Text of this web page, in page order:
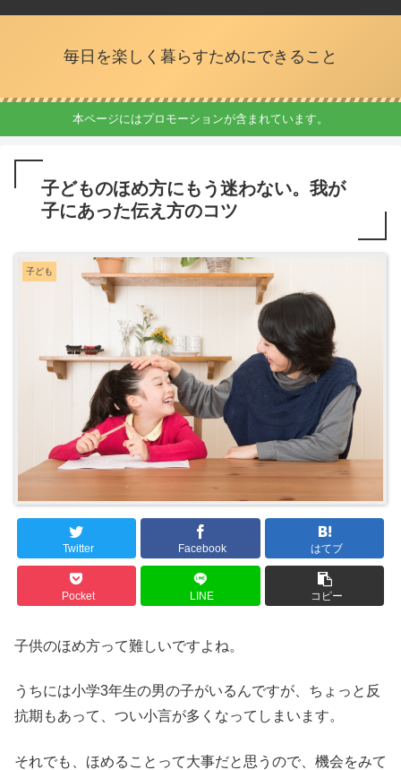
毎日を楽しく暮らすためにできること
本ページにはプロモーションが含まれています。
子どものほめ方にもう迷わない。我が
子にあった伝え方のコツ
子ども
Twitter Facebook はてブ
Pocket LINE コピー
子供のほめ方って難しいですよね。
うちには小学3年生の男の子がいるんですが、ちょっと反
抗期もあって、つい小言が多くなってしまいます。
それでも、ほめることって大事だと思うので、機会をみて